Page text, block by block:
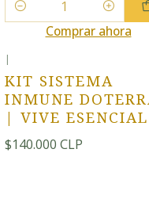
Cantidad
Comprar ahora
|
KIT SISTEMA
INMUNE
| VIVE ESENCIAL
$140.000 CLP